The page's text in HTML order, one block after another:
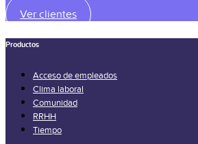
Ver clientes
Productos
Acceso de empleados
Clima laboral
Comunidad
RRHH
Tiempo